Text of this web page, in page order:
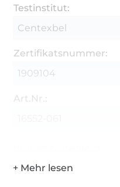
Testinstitut:
Centexbel
Zertifikatsnummer:
1909104
Art.Nr.: